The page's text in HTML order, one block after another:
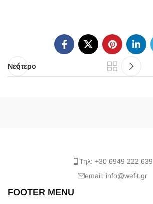
Νεότερο
Τηλ: +30 6949 222 639
email: info@wefit.gr
FOOTER MENU